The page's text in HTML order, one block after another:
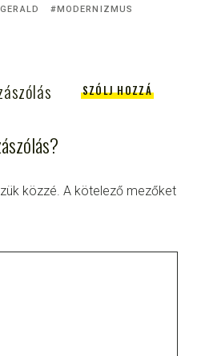
MODERNIZMUS
SZÓLJ HOZZÁ
közzé. A kötelező mezőket